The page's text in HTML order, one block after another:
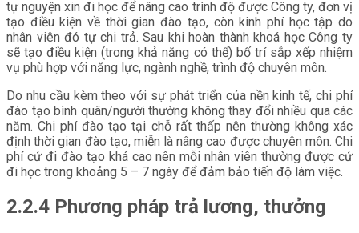
tự nguyện xin đi học để nâng cao trình độ được Công ty, đơn vị
tạo điều kiện về thời gian đào tạo, còn kinh phí học tập do
nhân viên đó tự chi trả. Sau khi hoàn thành khoá học Công ty
sẽ tạo điều kiện (trong khả năng có thể) bố trí sắp xếp nhiệm
vụ phù hợp với năng lực, ngành nghề, trình độ chuyên môn.
Do nhu cầu kèm theo với sự phát triển của nền kinh tế, chi phí
đào tạo bình quân/người thường không thay đổi nhiều qua các
năm. Chi phí đào tạo tại chỗ rất thấp nên thường không xác
định thời gian đào tạo, miễn là nâng cao được chuyên môn. Chi
phí cử đi đào tạo khá cao nên mỗi nhân viên thường được cử
đi học trong khoảng 5 – 7 ngày để đảm bảo tiến độ làm việc.
2.2.4 Phương pháp trả lương, thưởng